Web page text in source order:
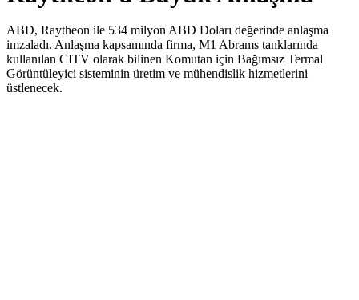
ABD, Raytheon ile 534 milyon ABD Doları değerinde anlaşma
imzaladı. Anlaşma kapsamında firma, M1 Abrams tanklarında
kullanılan CITV olarak bilinen Komutan için Bağımsız Termal
Görüntüleyici sisteminin üretim ve mühendislik hizmetlerini
üstlenecek.